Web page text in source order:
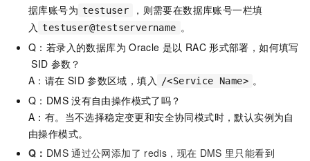
据库账号为 testuser
，则需要在数据库账号一栏填
入 testuser@testservername 。
Q：若录入的数据库为 Oracle 是以 RAC 形式部署，如何填写
SID 参数？
A：请在 SID 参数区域，填入 /<Service Name> 。
Q：DMS 没有自由操作模式了吗？
A：有。当不选择稳定变更和安全协同模式时，默认实例为自
由操作模式。
Q： DMS 通过公网添加了 redis，现在 DMS 里只能看到